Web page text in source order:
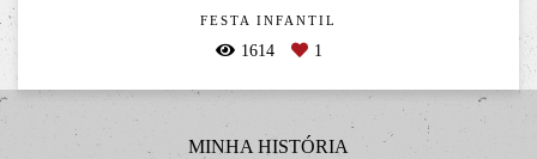
FESTA INFANTIL
1614 1
MINHA HISTÓRIA